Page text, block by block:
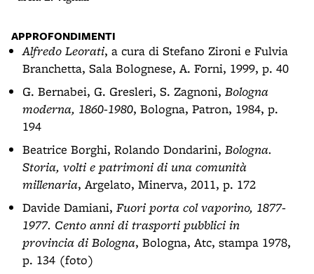
APPROFONDIMENTI
Alfredo Leorati, a cura di Stefano Zironi e Fulvia
Branchetta, Sala Bolognese, A. Forni, 1999, p. 40
G. Bernabei, G. Gresleri, S. Zagnoni, Bologna
moderna, 1860-1980, Bologna, Patron, 1984, p.
194
Beatrice Borghi, Rolando Dondarini, Bologna.
Storia, volti e patrimoni di una comunità
millenaria, Argelato, Minerva, 2011, p. 172
Davide Damiani, Fuori porta col vaporino, 1877-
1977. Cento anni di trasporti pubblici in
provincia di Bologna, Bologna, Atc, stampa 1978,
p. 134 (foto)